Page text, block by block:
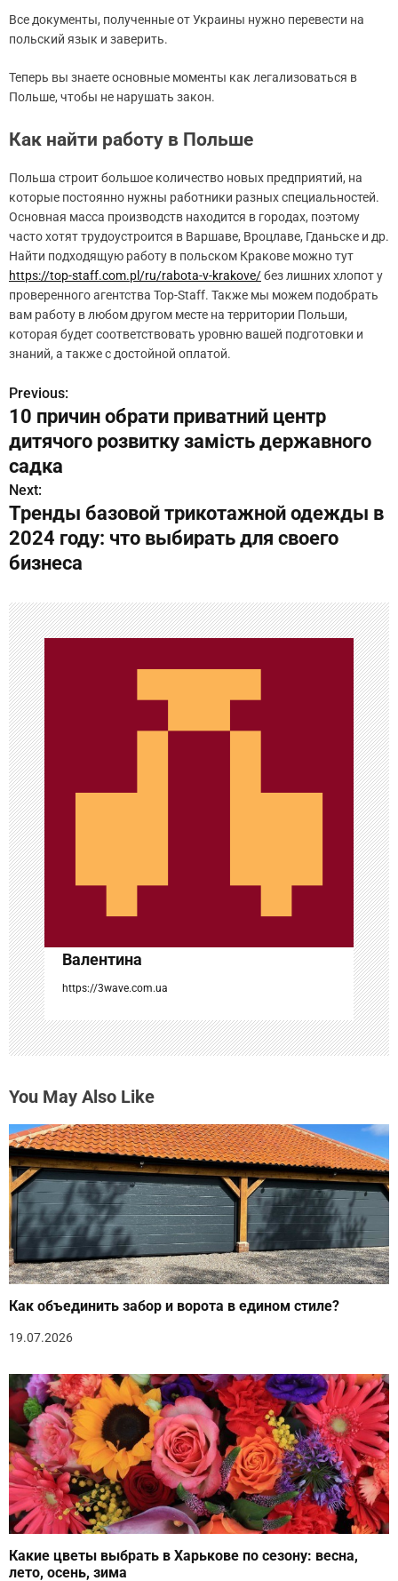
Все документы, полученные от Украины нужно перевести на
польский язык и заверить.
Теперь вы знаете основные моменты как легализоваться в
Польше, чтобы не нарушать закон.
Как найти работу в Польше
Польша строит большое количество новых предприятий, на
которые постоянно нужны работники разных специальностей.
Основная масса производств находится в городах, поэтому
часто хотят трудоустроится в Варшаве, Вроцлаве, Гданьске и др.
Найти подходящую работу в польском Кракове можно тут
https://top-staff.com.pl/ru/rabota-v-krakove/без лишних хлопот у
проверенного агентства Top-Staff. Также мы можем подобрать
вам работу в любом другом месте на территории Польши,
которая будет соответствовать уровню вашей подготовки и
знаний, а также с достойной оплатой.
Н
а
в
и
г
а
ц
и
я
п
о
з
а
п
и
с
я
м
Previous:
10 причин обрати приватний центр
дитячого розвитку замість державного
садка
Next:
Тренды базовой трикотажной одежды в
2024 году: что выбирать для своего
бизнеса
Валентина
https://3wave.com.ua
You May Also Like
Как объединить забор и ворота в едином стиле?
19.07.2026
Какие цветы выбрать в Харькове по сезону: весна,
лето, осень, зима